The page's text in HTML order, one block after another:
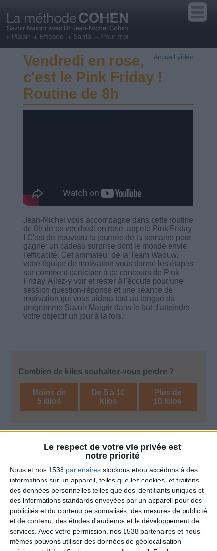
Le respect de votre vie privée est
notre priorité
Nous et nos 1538 partenaires stockons et/ou accédons à des
informations sur un appareil, telles que les cookies, et traitons
des données personnelles telles que des identifiants uniques et
des informations standards envoyées par un appareil pour des
publicités et du contenu personnalisés, des mesures de publicité
et de contenu, des études d'audience et le développement de
services. Avec votre permission, nos 1538 partenaires et nous-
mêmes pouvons utiliser des données de géolocalisation
Accueil vidéo
Vendredi en rose,
c'est le Pink Friday !
Routine de 8h
Jean-Michel vous accompagne dans cette routine
de 8h de ce vendredi en rose, appelé Pink Friday
! C'est de nouveau la journée de la semaine pour
gagner un cadeau surprise dont le monde envie
l'efficacité. Cet animateur de la Team Waouw,
votre équipe de motivation vous donne les étapes
sur comment participer à ce concours de Pink
Friday. Allez-y voir et rester à l'écoute pour une
session question-réponse et une séance de
motivation qui vous aidera tout au longue du
programme Savoir Maigrir dans le but d'atteindre
votre objectif un jour à la fois.
Combien de kilos souhaitez-vous perdre ?
Moins de
5 kilos
De 5 à 10
kilos
Plus de
10 kilos
Webinaires en direct Voir tout
Chaque semaine, posez vos questions en live
en participant à des vidéo-conférences avec
Jean-Michel et les diététiciennes du
programme.